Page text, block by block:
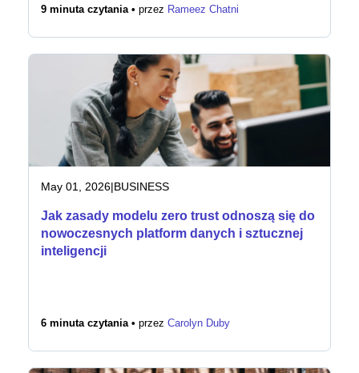
9 minuta czytania • przez Rameez Chatni
May 01, 2026|BUSINESS
Jak zasady modelu zero trust odnoszą się do
nowoczesnych platform danych i sztucznej
inteligencji
6 minuta czytania • przez Carolyn Duby